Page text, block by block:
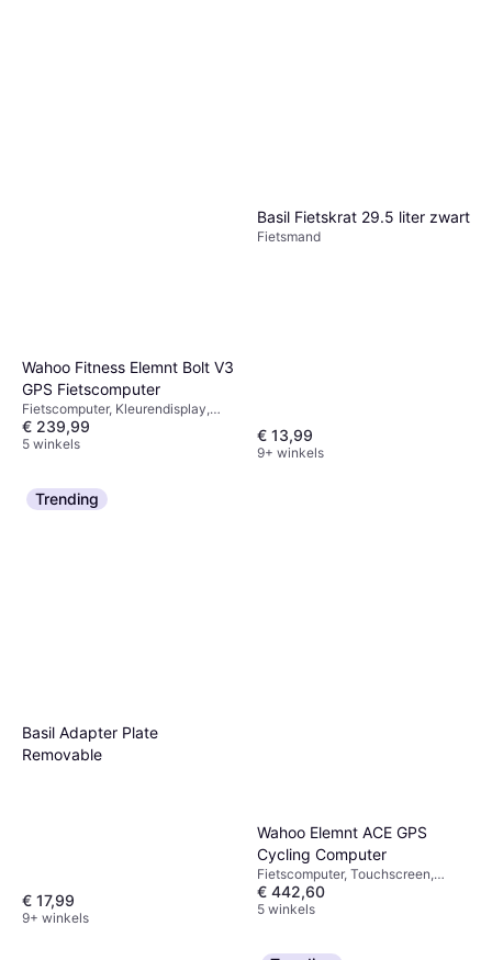
Wahoo Fitness Elemnt Bolt V3
GPS Fietscomputer
Fietscomputer, Kleurendisplay,
ANT+
€ 239,99
5 winkels
Basil Fietskrat 29.5 liter zwart
Fietsmand
€ 13,99
9+ winkels
Trending
Basil Adapter Plate
Removable
€ 17,99
9+ winkels
Wahoo Elemnt ACE GPS
Cycling Computer
Fietscomputer, Touchscreen,
Kleurendisplay, Draadloos, ANT+
€ 442,60
5 winkels